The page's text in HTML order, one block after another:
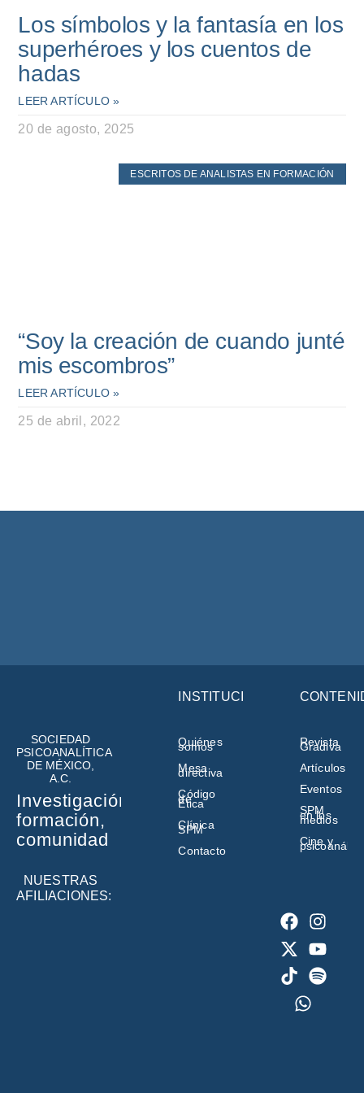
Los símbolos y la fantasía en los
superhéroes y los cuentos de
hadas
LEER ARTÍCULO »
20 de agosto, 2025
ESCRITOS DE ANALISTAS EN FORMACIÓN
“Soy la creación de cuando junté
mis escombros”
LEER ARTÍCULO »
25 de abril, 2022
SOCIEDAD
PSICOANALÍTICA
DE MÉXICO,
A.C.
Investigación,
formación,
comunidad
NUESTRAS
AFILIACIONES:
INSTITUCIÓN
Quiénes
somos
Mesa
directiva
Código
de
Ética
Clínica
SPM
Contacto
Revista
Gradiva
Artículos
Eventos
SPM
en los
medios
Cine y